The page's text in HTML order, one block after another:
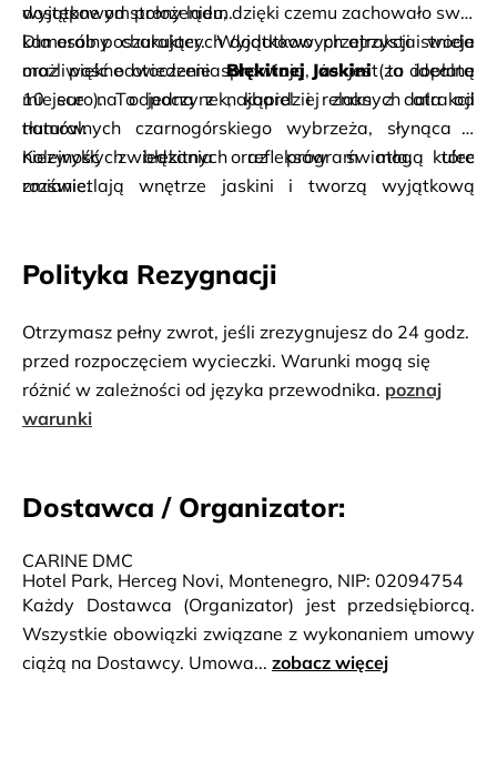
wyjątkowym położeniem.
dostępne od strony lądu, dzięki czemu zachowało swój
kameralny charakter. Wyjątkowo przejrzysta woda
oraz piękne otoczenie sprawiają, że jest to idealne
miejsce na odpoczynek, kąpiel i relaks z dala od
tłumów.
Dla osób poszukujących dodatkowych atrakcji istnieje
możliwość odwiedzenia Błękitnej Jaskini (za dopłatą
10 euro). To jedna z najbardziej znanych atrakcji
naturalnych czarnogórskiego wybrzeża, słynąca z
niezwykłych błękitnych refleksów światła, które
rozświetlają wnętrze jaskini i tworzą wyjątkową
Kolejność zwiedzania oraz program mogą ulec
zmianie.
Polityka Rezygnacji
Otrzymasz pełny zwrot, jeśli zrezygnujesz do 24 godz.
przed rozpoczęciem wycieczki. Warunki mogą się
różnić w zależności od języka przewodnika. poznaj
warunki
Dostawca / Organizator:
CARINE DMC
Hotel Park, Herceg Novi, Montenegro, NIP: 02094754
Każdy Dostawca (Organizator) jest przedsiębiorcą.
Wszystkie obowiązki związane z wykonaniem umowy
ciążą na Dostawcy. Umowa... zobacz więcej